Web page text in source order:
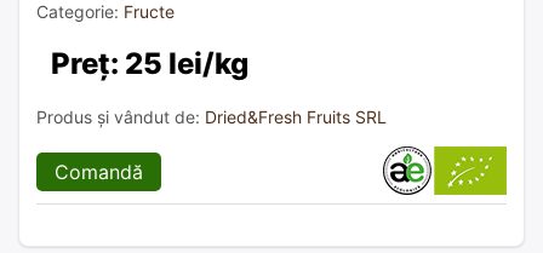
Categorie: Fructe
Preț: 25 lei/kg
Produs și vândut de: Dried&Fresh Fruits SRL
Comandă